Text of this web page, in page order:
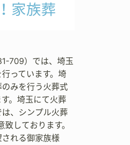
家族葬
709）では、埼玉
っています。埼
みを行う火葬式
。埼玉にて火葬
、シンプル火葬
しております。
れる御家族様